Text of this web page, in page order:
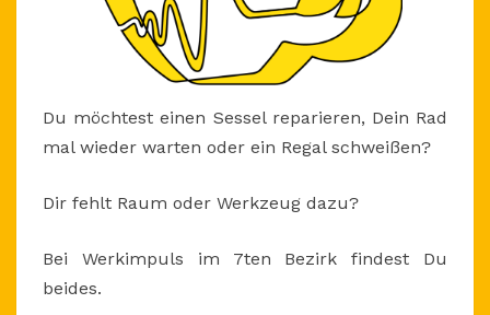
Du möchtest einen Sessel reparieren, Dein Rad
mal wieder warten oder ein Regal schweißen?
Dir fehlt Raum oder Werkzeug dazu?
Bei Werkimpuls im 7ten Bezirk findest Du
beides.